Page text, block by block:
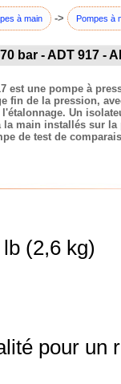
à main -> Pompes à
bar - ADT 917 -
est une pompe à
fin de la pression,
Un
main installés sur
de test de
(2,6 kg)
pour un